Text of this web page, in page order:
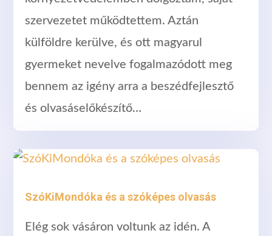
szervezetet működtettem. Aztán
külföldre kerülve, és ott magyarul
gyermeket nevelve fogalmazódott meg
bennem az igény arra a beszédfejlesztő
és olvasáselőkészítő…
SzóKiMondóka és a szóképes olvasás
Elég sok vásáron voltunk az idén. A